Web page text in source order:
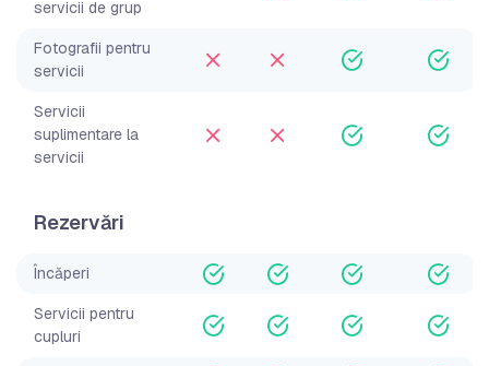
servicii de grup
Fotografii pentru
servicii
Servicii
suplimentare la
servicii
Rezervări
Încăperi
Servicii pentru
cupluri